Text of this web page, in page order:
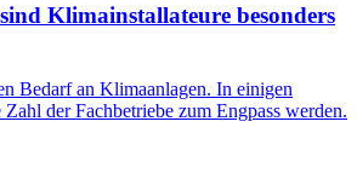
Klimainstallateure besonders
Bedarf an Klimaanlagen. In einigen
der Fachbetriebe zum Engpass werden.